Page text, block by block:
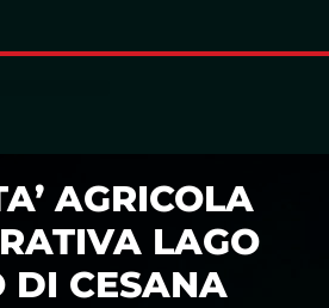
AGRICOLA
LAGO
DI CESANA